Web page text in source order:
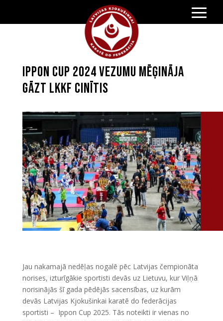
Ippon Cup 2024 vezumu mēģināja
gāzt LKKF cinītis
Jau nakamajā nedēļas nogalē pēc Latvijas čempionāta
norises, izturīgākie sportisti devās uz Lietuvu, kur Viļņā
norisinājās šī gada pēdējās sacensības, uz kurām
devās Latvijas Kjokušinkai karatē do federācijas
sportisti – Ippon Cup 2025. Tās noteikti ir vienas no